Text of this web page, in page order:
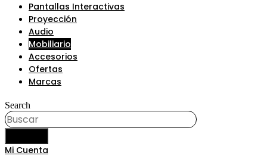
Pantallas Interactivas
Proyección
Audio
Mobiliario
Accesorios
Ofertas
Marcas
Search
Mi Cuenta